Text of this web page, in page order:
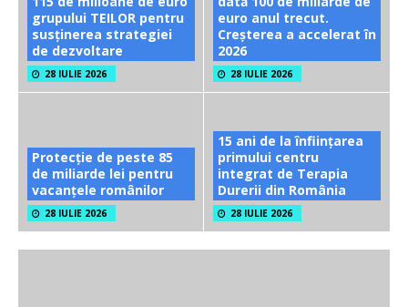
grupului TEILOR pentru
susținerea strategiei
de dezvoltare
28 IULIE 2026
euro anul trecut.
Creșterea a accelerat în
2026
28 IULIE 2026
Protecție de peste 85
de miliarde lei pentru
vacanțele românilor
28 IULIE 2026
15 ani de la înființarea
primului centru
integrat de Terapia
Durerii din România
28 IULIE 2026